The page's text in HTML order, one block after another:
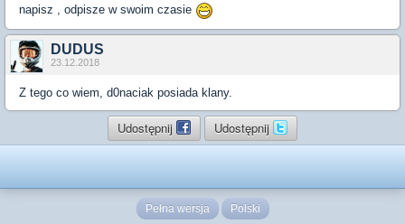
napisz , odpisze w swoim czasie
DUDUS
23.12.2018
Z tego co wiem, d0naciak posiada klany.
Udostępnij Udostępnij
Pełna wersja Polski